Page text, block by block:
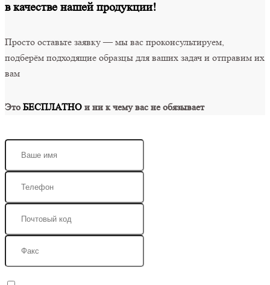
в качестве нашей продукции!
Просто оставьте заявку — мы вас проконсультируем,
подберём подходящие образцы для ваших задач и отправим их
вам
Это БЕСПЛАТНО и ни к чему вас не обязывает